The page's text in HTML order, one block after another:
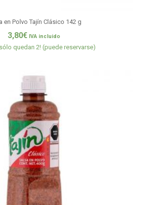
en Polvo Tajín Clásico 142 g
3,80€ IVA incluido
quedan 2! (puede reservarse)